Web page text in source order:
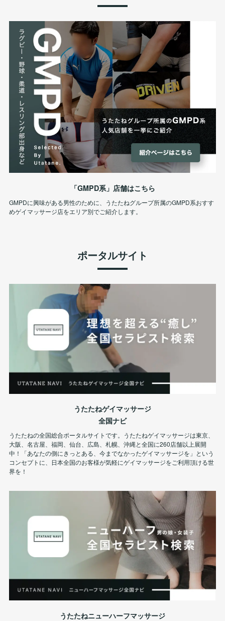
「GMPD系」店舗はこちら
GMPDに興味がある男性のために、うたたねグループ所属のGMPD系おすす
めゲイマッサージ店をエリア別でご紹介します。
ポータルサイト
うたたねゲイマッサージ
全国ナビ
うたたねの全国総合ポータルサイトです。うたたねゲイマッサージは東京、
大阪、名古屋、福岡、仙台、広島、札幌、沖縄と全国に260店舗以上展開
中！「あなたの側にきっとある、今までなかったゲイマッサージを」という
コンセプトに、日本全国のお客様が気軽にゲイマッサージをご利用頂ける世
界を！
うたたねニューハーフマッサージ